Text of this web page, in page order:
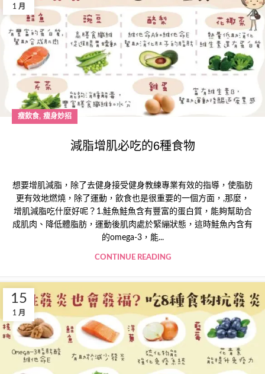
1 月
瘦飲食, 瘦身妙招
減脂增肌必吃的6種食物
想要增肌減脂，除了去健身接受健身教練專業有效的指導，使脂肪
更有效地燃燒，除了運動，飲食也是很重要的一個方面，,那麼，
增肌減脂吃什麼好呢？1.鮭魚鮭魚含有豐富的蛋白質，能夠幫助合
成肌肉、降低體脂肪，運動後肌肉處於緊繃狀態，這時鮭魚內含有
的omega-3，能...
CONTINUE READING
15
1 月